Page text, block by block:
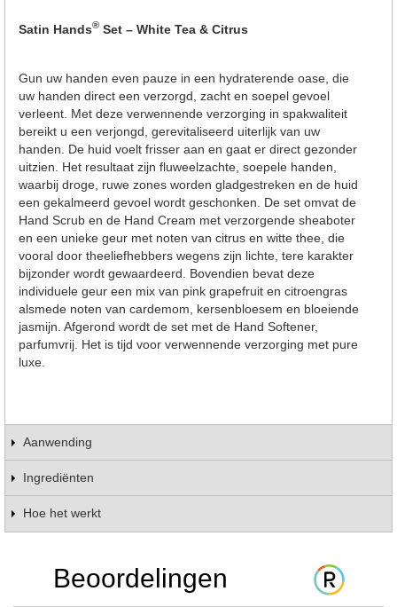
Satin Hands® Set – White Tea & Citrus
Gun uw handen even pauze in een hydraterende oase, die
uw handen direct een verzorgd, zacht en soepel gevoel
verleent. Met deze verwennende verzorging in spakwaliteit
bereikt u een verjongd, gerevitaliseerd uiterlijk van uw
handen. De huid voelt frisser aan en gaat er direct gezonder
uitzien. Het resultaat zijn fluweelzachte, soepele handen,
waarbij droge, ruwe zones worden gladgestreken en de huid
een gekalmeerd gevoel wordt geschonken. De set omvat de
Hand Scrub en de Hand Cream met verzorgende sheaboter
en een unieke geur met noten van citrus en witte thee, die
vooral door theeliefhebbers wegens zijn lichte, tere karakter
bijzonder wordt gewaardeerd. Bovendien bevat deze
individuele geur een mix van pink grapefruit en citroengras
alsmede noten van cardemom, kersenbloesem en bloeiende
jasmijn. Afgerond wordt de set met de Hand Softener,
parfumvrij. Het is tijd voor verwennende verzorging met pure
luxe.
Aanwending
Ingrediënten
Hoe het werkt
Beoordelingen